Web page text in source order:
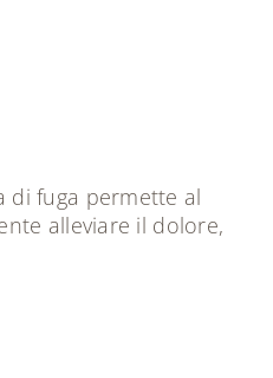
di fuga permette al
alleviare il dolore,